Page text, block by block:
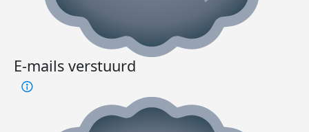
E-mails verstuurd